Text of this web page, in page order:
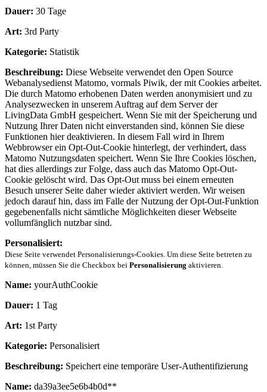
Dauer: 30 Tage
Art: 3rd Party
Kategorie: Statistik
Beschreibung: Diese Webseite verwendet den Open Source
Webanalysedienst Matomo, vormals Piwik, der mit Cookies arbeitet.
Die durch Matomo erhobenen Daten werden anonymisiert und zu
Analysezwecken in unserem Auftrag auf dem Server der
LivingData GmbH gespeichert. Wenn Sie mit der Speicherung und
Nutzung Ihrer Daten nicht einverstanden sind, können Sie diese
Funktionen hier deaktivieren. In diesem Fall wird in Ihrem
Webbrowser ein Opt-Out-Cookie hinterlegt, der verhindert, dass
Matomo Nutzungsdaten speichert. Wenn Sie Ihre Cookies löschen,
hat dies allerdings zur Folge, dass auch das Matomo Opt-Out-
Cookie gelöscht wird. Das Opt-Out muss bei einem erneuten
Besuch unserer Seite daher wieder aktiviert werden. Wir weisen
jedoch darauf hin, dass im Falle der Nutzung der Opt-Out-Funktion
gegebenenfalls nicht sämtliche Möglichkeiten dieser Webseite
vollumfänglich nutzbar sind.
Personalisiert:
Diese Seite verwendet Personalisierungs-Cookies. Um diese Seite betreten zu
können, müssen Sie die Checkbox bei Personalisierung aktivieren.
Name: yourAuthCookie
Dauer: 1 Tag
Art: 1st Party
Kategorie: Personalisiert
Beschreibung: Speichert eine temporäre User-Authentifizierung
Name: da39a3ee5e6b4b0d**